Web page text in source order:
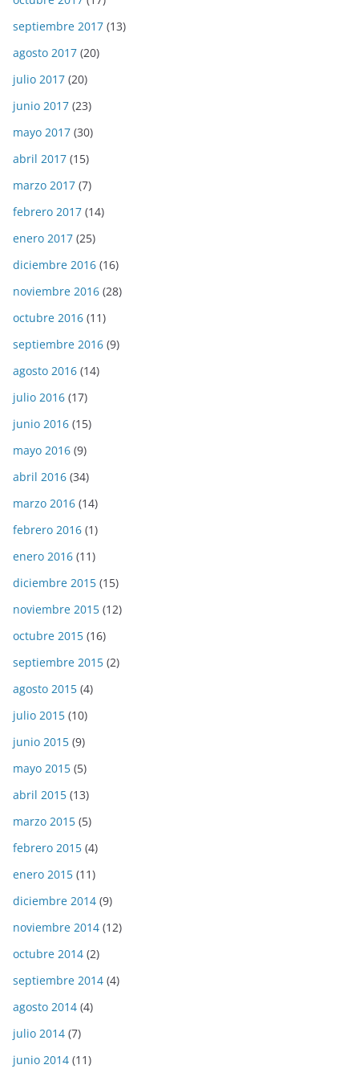
septiembre 2017 (13)
agosto 2017 (20)
julio 2017 (20)
junio 2017 (23)
mayo 2017 (30)
abril 2017 (15)
marzo 2017 (7)
febrero 2017 (14)
enero 2017 (25)
diciembre 2016 (16)
noviembre 2016 (28)
octubre 2016 (11)
septiembre 2016 (9)
agosto 2016 (14)
julio 2016 (17)
junio 2016 (15)
mayo 2016 (9)
abril 2016 (34)
marzo 2016 (14)
febrero 2016 (1)
enero 2016 (11)
diciembre 2015 (15)
noviembre 2015 (12)
octubre 2015 (16)
septiembre 2015 (2)
agosto 2015 (4)
julio 2015 (10)
junio 2015 (9)
mayo 2015 (5)
abril 2015 (13)
marzo 2015 (5)
febrero 2015 (4)
enero 2015 (11)
diciembre 2014 (9)
noviembre 2014 (12)
octubre 2014 (2)
septiembre 2014 (4)
agosto 2014 (4)
julio 2014 (7)
junio 2014 (11)